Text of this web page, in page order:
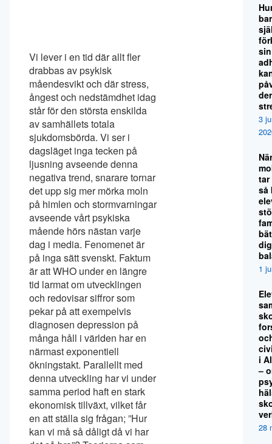
Vi lever i en tid där allt fler
drabbas av psykisk
måendesvikt och där stress,
ångest och nedstämdhet idag
står för den största enskilda
av samhällets totala
sjukdomsbörda. Vi ser i
dagsläget inga tecken på
ljusning avseende denna
negativa trend, snarare tornar
det upp sig mer mörka moln
på himlen och stormvarningar
avseende vårt psykiska
mående hörs nästan varje
dag i media. Fenomenet är
på inga sätt svenskt. Faktum
är att WHO under en längre
tid larmat om utvecklingen
och redovisar siffror som
pekar på att exempelvis
diagnosen depression på
många håll i världen har en
närmast exponentiell
ökningstakt. Parallellt med
denna utveckling har vi under
samma period haft en stark
ekonomisk tillväxt, vilket får
en att ställa sig frågan; ”Hur
kan vi må så dåligt då vi har
sin
3
När
tar
så
1
i
–
28